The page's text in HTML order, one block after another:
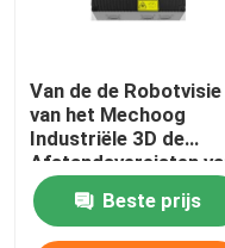
Robottoebehoren
Robot
Van de de Robotvisie
van het Mechoog
Industriële 3D de
Afstandsvereisten
Options Meet
3D Veelvoudige Model
Beste prijs